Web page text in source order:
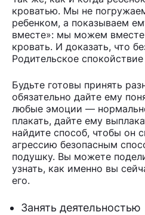
кроватью. Мы не
ребенком, а показываем
вместе»: мы можем вместе
кровать. И доказать, что
Родительское
Будьте готовы принять
обязательно дайте ему
любые эмоции —
плакать, дайте ему
найдите способ, чтобы он
агрессию безопасным
подушку. Вы можете
узнать, как именно вы
его.
Занять деятельностью